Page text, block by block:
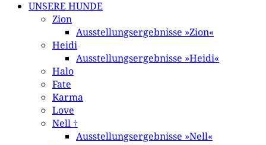
UNSERE HUNDE
Zion
Ausstellungsergebnisse »Zion«
Heidi
Ausstellungsergebnisse »Heidi«
Halo
Fate
Karma
Love
Nell †
Ausstellungsergebnisse »Nell«